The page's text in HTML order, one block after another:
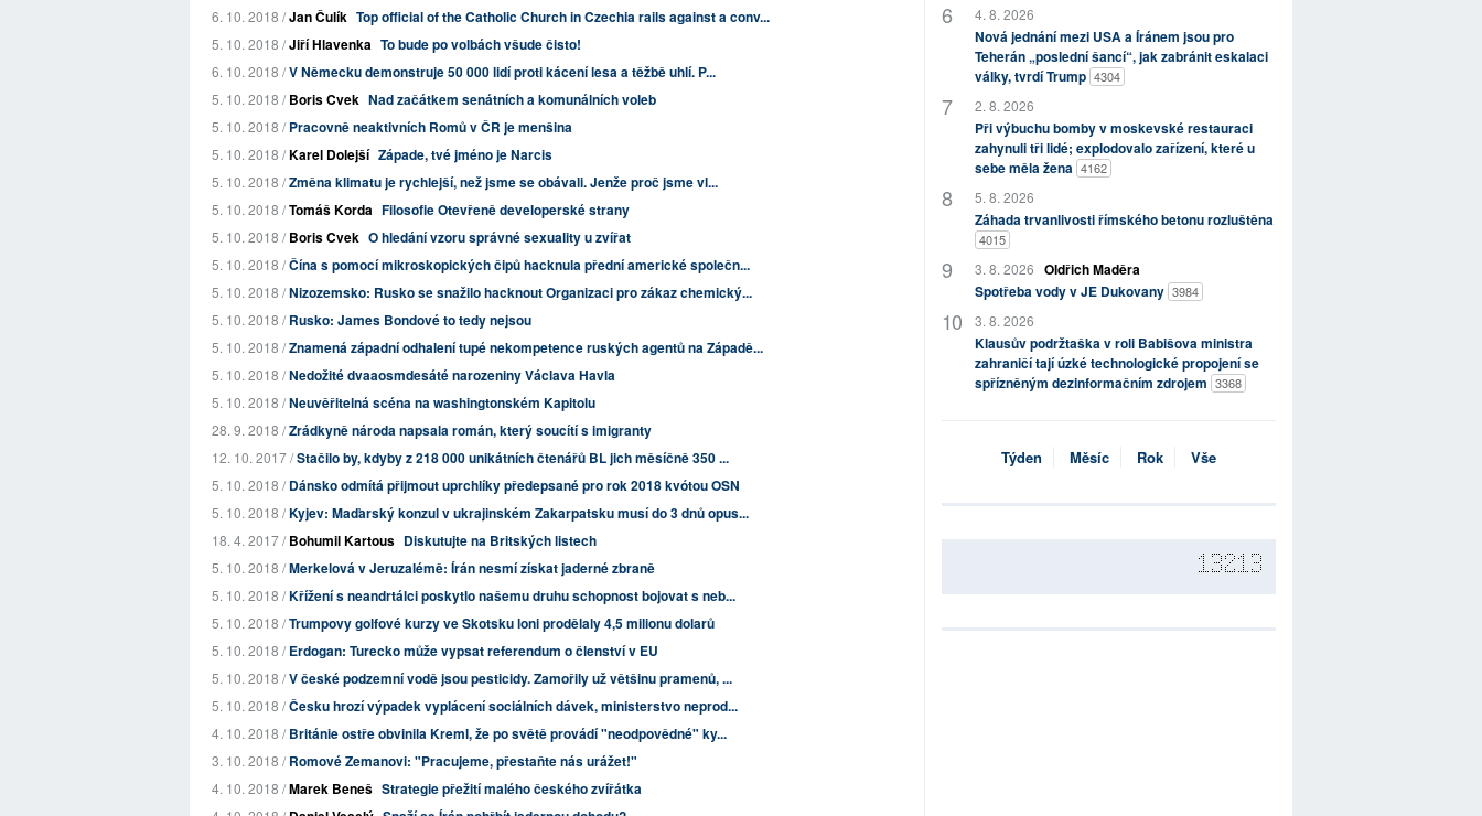
6. 10. 2018 /Jan Čulík Top official of the Catholic Church in Czechia rails against a conv...
5. 10. 2018 /Jiří Hlavenka To bude po volbách všude čisto!
6. 10. 2018 /V Německu demonstruje 50 000 lidí proti kácení lesa a těžbě uhlí. P...
5. 10. 2018 /Boris Cvek Nad začátkem senátních a komunálních voleb
5. 10. 2018 /Pracovně neaktivních Romů v ČR je menšina
5. 10. 2018 /Karel Dolejší Západe, tvé jméno je Narcis
5. 10. 2018 /Změna klimatu je rychlejší, než jsme se obávali. Jenže proč jsme vl...
5. 10. 2018 /Tomáš Korda Filosofie Otevřeně developerské strany
5. 10. 2018 /Boris Cvek O hledání vzoru správné sexuality u zvířat
5. 10. 2018 /Čína s pomocí mikroskopických čipů hacknula přední americké společn...
5. 10. 2018 /Nizozemsko: Rusko se snažilo hacknout Organizaci pro zákaz chemický...
5. 10. 2018 /Rusko: James Bondové to tedy nejsou
5. 10. 2018 /Znamená západní odhalení tupé nekompetence ruských agentů na Západě...
5. 10. 2018 /Nedožité dvaaosmdesáté narozeniny Václava Havla
5. 10. 2018 /Neuvěřitelná scéna na washingtonském Kapitolu
28. 9. 2018 /Zrádkyně národa napsala román, který soucítí s imigranty
12. 10. 2017 /Stačilo by, kdyby z 218 000 unikátních čtenářů BL jich měsíčně 350 ...
5. 10. 2018 /Dánsko odmítá přijmout uprchlíky předepsané pro rok 2018 kvótou OSN
5. 10. 2018 /Kyjev: Maďarský konzul v ukrajinském Zakarpatsku musí do 3 dnů opus...
18. 4. 2017 /Bohumil Kartous Diskutujte na Britských listech
5. 10. 2018 /Merkelová v Jeruzalémě: Írán nesmí získat jaderné zbraně
5. 10. 2018 /Křížení s neandrtálci poskytlo našemu druhu schopnost bojovat s neb...
5. 10. 2018 /Trumpovy golfové kurzy ve Skotsku loni prodělaly 4,5 milionu dolarů
5. 10. 2018 /Erdogan: Turecko může vypsat referendum o členství v EU
5. 10. 2018 /V české podzemní vodě jsou pesticidy. Zamořily už většinu pramenů, ...
5. 10. 2018 /Česku hrozí výpadek vyplácení sociálních dávek, ministerstvo neprod...
4. 10. 2018 /Británie ostře obvinila Kreml, že po světě provádí "neodpovědné" ky...
3. 10. 2018 /Romové Zemanovi: "Pracujeme, přestaňte nás urážet!"
4. 10. 2018 /Marek Beneš Strategie přežití malého českého zvířátka
4. 8. 2026
Nová jednání mezi USA a Íránem jsou pro
Teherán „poslední šancí“, jak zabránit eskalaci
války, tvrdí Trump 4304
2. 8. 2026
Při výbuchu bomby v moskevské restauraci
zahynuli tři lidé; explodovalo zařízení, které u
sebe měla žena 4162
5. 8. 2026
Záhada trvanlivosti římského betonu rozluštěna
4015
3. 8. 2026 Oldřich Maděra
Spotřeba vody v JE Dukovany 3984
3. 8. 2026
Klausův podržtaška v roli Babišova ministra
zahraničí tají úzké technologické propojení se
spřízněným dezinformačním zdrojem 3368
Týden Měsíc Rok Vše
13213